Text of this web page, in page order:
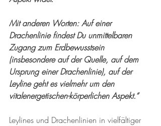
Mit anderen Worten: Auf einer
Drachenlinie findest Du unmittelbaren
Zugang zum Erdbewusstsein
(insbesondere auf der Quelle, auf dem
Ursprung einer Drachenlinie), auf der
Leyline geht es vielmehr um den
vitalenergetischen-körperlichen Aspekt.“
Leylines und Drachenlinien in vielfältiger